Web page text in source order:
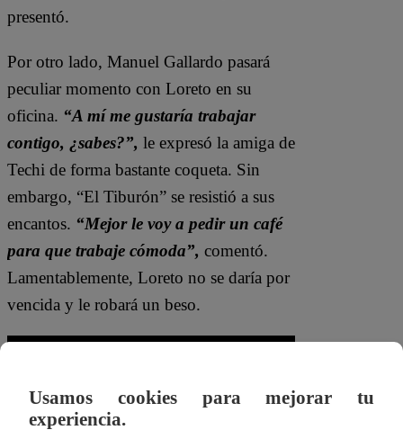
presentó.
Por otro lado, Manuel Gallardo pasará
peculiar momento con Loreto en su
oficina. “A mí me gustaría trabajar
contigo, ¿sabes?”, le expresó la amiga de
Techi de forma bastante coqueta. Sin
embargo, “El Tiburón” se resistió a sus
encantos. “Mejor le voy a pedir un café
para que trabaje cómoda”, comentó.
Lamentablemente, Loreto no se daría por
vencida y le robará un beso.
Usamos cookies para mejorar tu
experiencia.